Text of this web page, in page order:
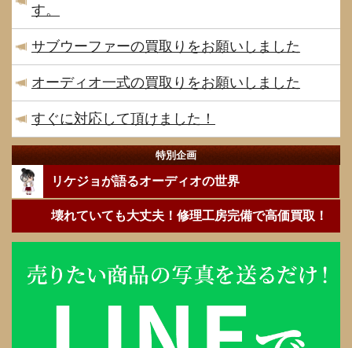
す。
サブウーファーの買取りをお願いしました
オーディオ一式の買取りをお願いしました
すぐに対応して頂けました！
特別企画
リケジョが語るオーディオの世界
壊れていても大丈夫！修理工房完備で高価買取！